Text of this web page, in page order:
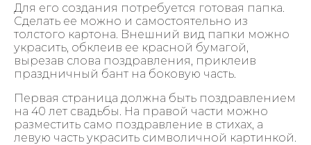
Для его создания потребуется готовая папка.
Сделать ее можно и самостоятельно из
толстого картона. Внешний вид папки можно
украсить, обклеив ее красной бумагой,
вырезав слова поздравления, приклеив
праздничный бант на боковую часть.
Первая страница должна быть поздравлением
на 40 лет свадьбы. На правой части можно
разместить само поздравление в стихах, а
левую часть украсить символичной картинкой.